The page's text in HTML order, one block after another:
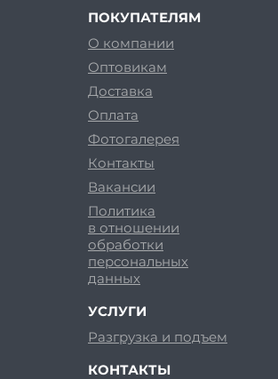
ПОКУПАТЕЛЯМ
О компании
Оптовикам
Доставка
Оплата
Фотогалерея
Контакты
Вакансии
Политика
в отношении
обработки
персональных
данных
УСЛУГИ
Разгрузка и подъем
КОНТАКТЫ